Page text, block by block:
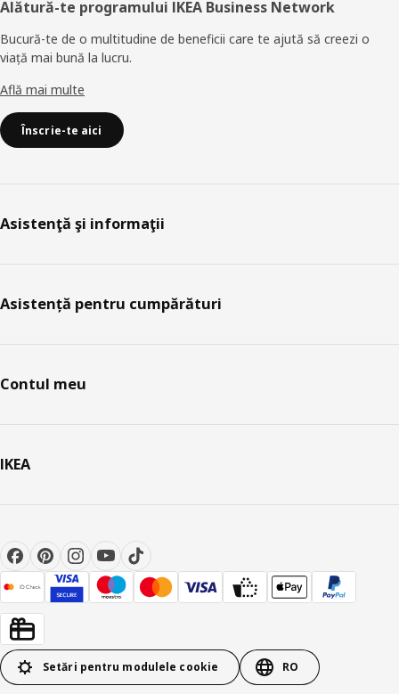
Alătură-te programului IKEA Business Network
Bucură-te de o multitudine de beneficii care te ajută să creezi o
viață mai bună la lucru.
Află mai multe
Înscrie-te aici
Asistenţă şi informaţii
Asistență pentru cumpărături
Contul meu
IKEA
Setări pentru modulele cookie RO